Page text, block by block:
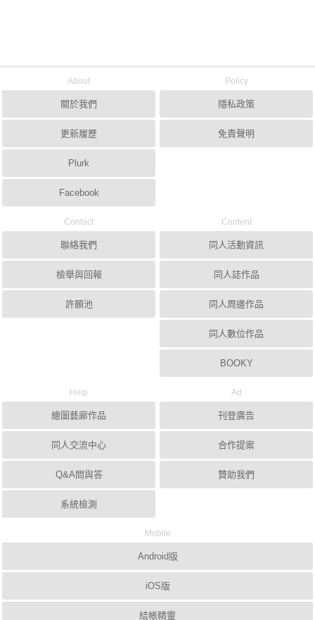
About
關於我們
更新履歷
Plurk
Facebook
Policy
隱私政策
免責聲明
Contact
聯絡我們
檢舉與回報
許願池
Content
同人活動資訊
同人誌作品
同人周邊作品
同人數位作品
BOOKY
Help
繪圖藝廊作品
同人交流中心
Q&A問與答
系統檢測
Ad
刊登廣告
合作提案
贊助我們
Mobile
Android版
iOS版
結帳精靈